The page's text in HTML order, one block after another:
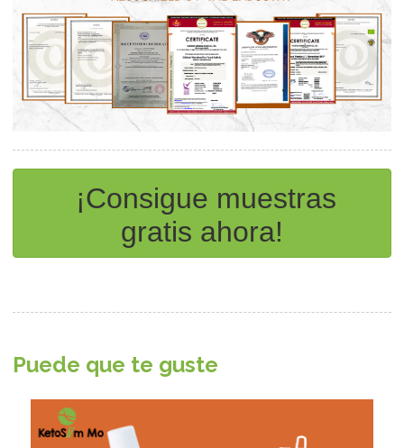
¡Consigue muestras
gratis ahora!
Puede que te guste